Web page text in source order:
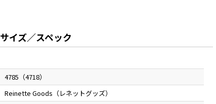
サイズ／スペック
4785（4718）
Reinette Goods（レネットグッズ）